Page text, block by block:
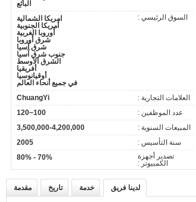
البائع
السوق الرئيسي :
امريكا الشمالية
أمريكا الجنوبية
أوروبا الغربية
شرق أوروبا
شرق آسيا
جنوب شرق آسيا
الشرق الأوسط
أفريقيا
أوقيانوسيا
في جميع أنحاء العالم
العلامات التجارية :
ChuangYi
عدد الموظفين :
100~120
المبيعات السنوية :
3,500,000-4,200,000
سنة التأسيس :
2005
تصدير أجهزة
الكمبيوتر :
70% - 80%
مقدمة تاريخ خدمة لدينا فريق